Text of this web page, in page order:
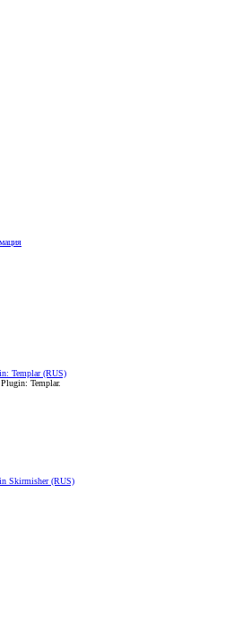
Templar (RUS)
Templar.
Skirmisher (RUS)